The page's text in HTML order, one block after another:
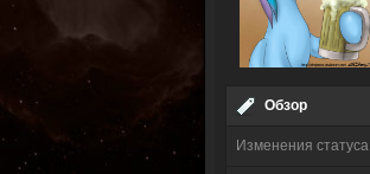
Обзор
Изменения статуса